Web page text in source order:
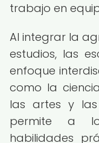
trabajo en
Al integrar la
estudios, las
enfoque
como la
las artes y las
permite a
habilidades